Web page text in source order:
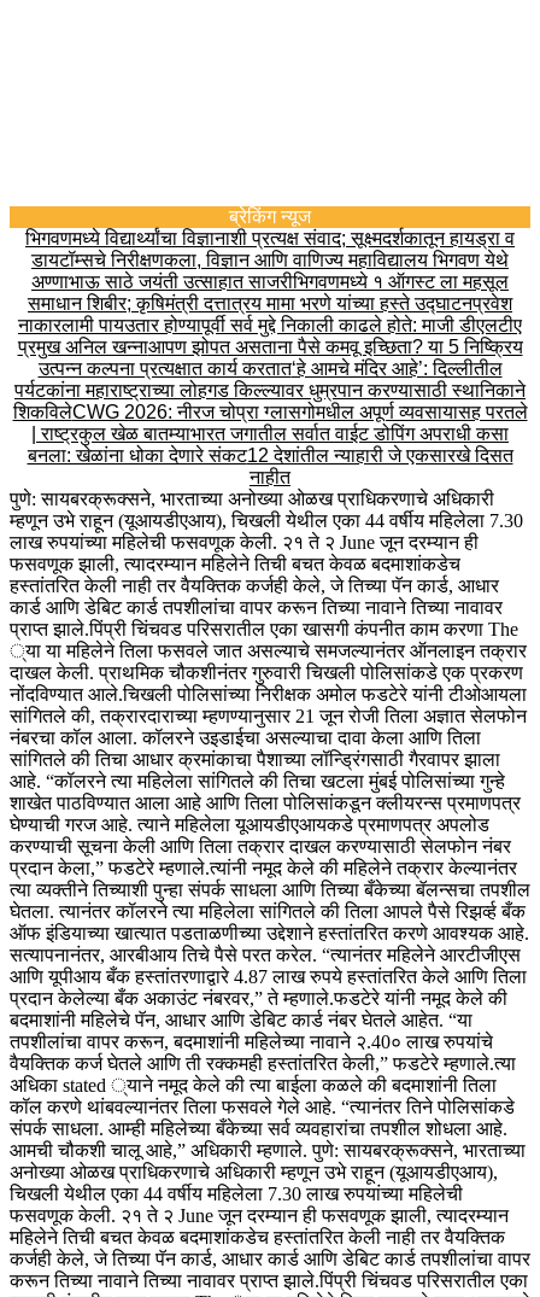
ब्रेकिंग न्यूज
भिगवणमध्ये विद्यार्थ्यांचा विज्ञानाशी प्रत्यक्ष संवाद; सूक्ष्मदर्शकातून हायड्रा व
डायटॉम्सचे निरीक्षणकला, विज्ञान आणि वाणिज्य महाविद्यालय भिगवण येथे
अण्णाभाऊ साठे जयंती उत्साहात साजरीभिगवणमध्ये १ ऑगस्ट ला महसूल
समाधान शिबीर; कृषिमंत्री दत्तात्रय मामा भरणे यांच्या हस्ते उद्घाटनप्रवेश
नाकारलामी पायउतार होण्यापूर्वी सर्व मुद्दे निकाली काढले होते: माजी डीएलटीए
प्रमुख अनिल खन्नाआपण झोपत असताना पैसे कमवू इच्छिता? या 5 निष्क्रिय
उत्पन्न कल्पना प्रत्यक्षात कार्य करतात‘हे आमचे मंदिर आहे’: दिल्लीतील
पर्यटकांना महाराष्ट्राच्या लोहगड किल्ल्यावर धुम्रपान करण्यासाठी स्थानिकाने
शिकविलेCWG 2026: नीरज चोप्रा ग्लासगोमधील अपूर्ण व्यवसायासह परतले
| राष्ट्रकुल खेळ बातम्याभारत जगातील सर्वात वाईट डोपिंग अपराधी कसा
बनला: खेळांना धोका देणारे संकट12 देशांतील न्याहारी जे एकसारखे दिसत
नाहीत
पुणे: सायबरक्रूक्सने, भारताच्या अनोख्या ओळख प्राधिकरणाचे अधिकारी
म्हणून उभे राहून (यूआयडीएआय), चिखली येथील एका 44 वर्षीय महिलेला 7.30
लाख रुपयांच्या महिलेची फसवणूक केली. २१ ते २ June जून दरम्यान ही
फसवणूक झाली, त्यादरम्यान महिलेने तिची बचत केवळ बदमाशांकडेच
हस्तांतरित केली नाही तर वैयक्तिक कर्जही केले, जे तिच्या पॅन कार्ड, आधार
कार्ड आणि डेबिट कार्ड तपशीलांचा वापर करून तिच्या नावाने तिच्या नावावर
प्राप्त झाले.पिंप्री चिंचवड परिसरातील एका खासगी कंपनीत काम करणा The
्या या महिलेने तिला फसवले जात असल्याचे समजल्यानंतर ऑनलाइन तक्रार
दाखल केली. प्राथमिक चौकशीनंतर गुरुवारी चिखली पोलिसांकडे एक प्रकरण
नोंदविण्यात आले.चिखली पोलिसांच्या निरीक्षक अमोल फडटेरे यांनी टीओआयला
सांगितले की, तक्रारदाराच्या म्हणण्यानुसार 21 जून रोजी तिला अज्ञात सेलफोन
नंबरचा कॉल आला. कॉलरने उइडाईचा असल्याचा दावा केला आणि तिला
सांगितले की तिचा आधार क्रमांकाचा पैशाच्या लॉन्ड्रिंगसाठी गैरवापर झाला
आहे. “कॉलरने त्या महिलेला सांगितले की तिचा खटला मुंबई पोलिसांच्या गुन्हे
शाखेत पाठविण्यात आला आहे आणि तिला पोलिसांकडून क्लीयरन्स प्रमाणपत्र
घेण्याची गरज आहे. त्याने महिलेला यूआयडीएआयकडे प्रमाणपत्र अपलोड
करण्याची सूचना केली आणि तिला तक्रार दाखल करण्यासाठी सेलफोन नंबर
प्रदान केला,” फडटेरे म्हणाले.त्यांनी नमूद केले की महिलेने तक्रार केल्यानंतर
त्या व्यक्तीने तिच्याशी पुन्हा संपर्क साधला आणि तिच्या बँकेच्या बॅलन्सचा तपशील
घेतला. त्यानंतर कॉलरने त्या महिलेला सांगितले की तिला आपले पैसे रिझर्व्ह बँक
ऑफ इंडियाच्या खात्यात पडताळणीच्या उद्देशाने हस्तांतरित करणे आवश्यक आहे.
सत्यापनानंतर, आरबीआय तिचे पैसे परत करेल. “त्यानंतर महिलेने आरटीजीएस
आणि यूपीआय बँक हस्तांतरणाद्वारे 4.87 लाख रुपये हस्तांतरित केले आणि तिला
प्रदान केलेल्या बँक अकाउंट नंबरवर,” ते म्हणाले.फडटेरे यांनी नमूद केले की
बदमाशांनी महिलेचे पॅन, आधार आणि डेबिट कार्ड नंबर घेतले आहेत. “या
तपशीलांचा वापर करून, बदमाशांनी महिलेच्या नावाने २.40० लाख रुपयांचे
वैयक्तिक कर्ज घेतले आणि ती रक्कमही हस्तांतरित केली,” फडटेरे म्हणाले.त्या
अधिका stated ्याने नमूद केले की त्या बाईला कळले की बदमाशांनी तिला
कॉल करणे थांबवल्यानंतर तिला फसवले गेले आहे. “त्यानंतर तिने पोलिसांकडे
संपर्क साधला. आम्ही महिलेच्या बँकेच्या सर्व व्यवहारांचा तपशील शोधला आहे.
आमची चौकशी चालू आहे,” अधिकारी म्हणाले.पुणे: सायबरक्रूक्सने, भारताच्या
अनोख्या ओळख प्राधिकरणाचे अधिकारी म्हणून उभे राहून (यूआयडीएआय),
चिखली येथील एका 44 वर्षीय महिलेला 7.30 लाख रुपयांच्या महिलेची
फसवणूक केली. २१ ते २ June जून दरम्यान ही फसवणूक झाली, त्यादरम्यान
महिलेने तिची बचत केवळ बदमाशांकडेच हस्तांतरित केली नाही तर वैयक्तिक
कर्जही केले, जे तिच्या पॅन कार्ड, आधार कार्ड आणि डेबिट कार्ड तपशीलांचा वापर
करून तिच्या नावाने तिच्या नावावर प्राप्त झाले.पिंप्री चिंचवड परिसरातील एका